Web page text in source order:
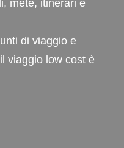
mete, itinerari e
di viaggio e
viaggio low cost è